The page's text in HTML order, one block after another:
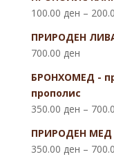
100.00 ден –
ПРИРОДЕН
700.00 ден
БРОНХОМЕД -
прополис
350.00 ден –
ПРИРОДЕН
350.00 ден –